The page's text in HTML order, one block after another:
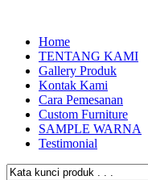
Home
TENTANG KAMI
Gallery Produk
Kontak Kami
Cara Pemesanan
Custom Furniture
SAMPLE WARNA
Testimonial